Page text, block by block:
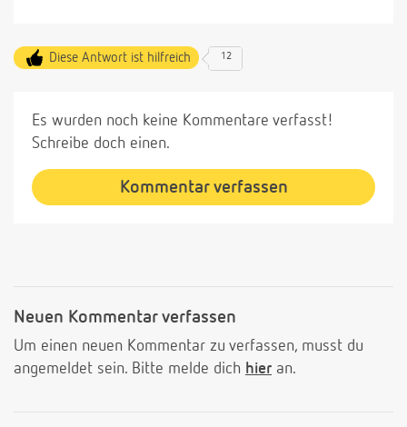
Diese Antwort ist hilfreich 12
Es wurden noch keine Kommentare verfasst!
Schreibe doch einen.
Kommentar verfassen
Neuen Kommentar verfassen
Um einen neuen Kommentar zu verfassen, musst du
angemeldet sein. Bitte melde dich hier an.